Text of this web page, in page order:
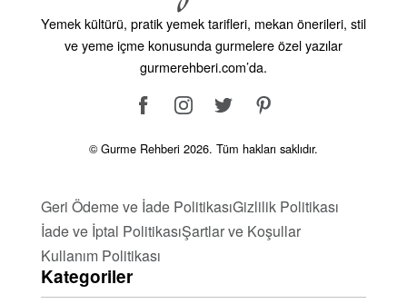
Sütlü tatlılar sadece lezzetiyle değil sunumuyla da
sofralara renk katar. Dilerseniz meyvelerle, fındıklarla
veya soslarla süsleyerek daha iştah açıcı bir hale
yaratıcılığınızı kullanın!
Sütlü Tatlılar
Kategorisinde Neler
Var?
Sütlü Tatlılar Kategorimiz, geniş seçenekleriyle
Yemek kültürü, pratik yemek tarifleri, mekan önerileri, stil
ve yeme içme konusunda gurmelere özel yazılar
gurmerehberi.com’da.
© Gurme Rehberi 2026. Tüm hakları saklıdır.
Geri Ödeme ve İade PolitikasıGizlilik Politikası
İade ve İptal PolitikasıŞartlar ve Koşullar
Kullanım Politikası
Kategoriler